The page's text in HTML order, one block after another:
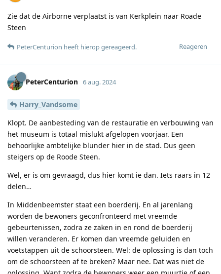
Zie dat de Airborne verplaatst is van Kerkplein naar Roade
Steen
Reageren
PeterCenturion heeft hierop gereageerd.
PeterCenturion 6 aug. 2024
Harry_Vandsome
Klopt. De aanbesteding van de restauratie en verbouwing van
het museum is totaal mislukt afgelopen voorjaar. Een
behoorlijke ambtelijke blunder hier in de stad. Dus geen
steigers op de Roode Steen.
Wel, er is om gevraagd, dus hier komt ie dan. Iets raars in 12
delen…
In Middenbeemster staat een boerderij. En al jarenlang
worden de bewoners geconfronteerd met vreemde
gebeurtenissen, zodra ze zaken in en rond de boerderij
willen veranderen. Er komen dan vreemde geluiden en
voetstappen uit de schoorsteen. Wel: de oplossing is dan toch
om de schoorsteen af te breken? Maar nee. Dat was niet de